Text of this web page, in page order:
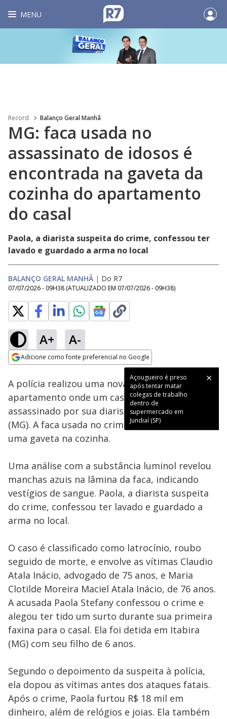
MENU
Record Balanço Geral Manhã
MG: faca usada no
assassinato de idosos é
encontrada na gaveta da
cozinha do apartamento
do casal
Paola, a diarista suspeita do crime, confessou ter
lavado e guardado a arma no local
BALANÇO GERAL MANHÃ | Do R7
07/07/2026 - 09H38 (ATUALIZADO EM 07/07/2026 - 09H38)
A+ A-
Adicione como fonte preferencial no Google
Açougueiro é preso
após tentar matar
colegas de trabalho
dentro de
supermercado em
Jundiaí (SP)
Ativar
Loaded
55.23%
A polícia realizou uma nova perícia no
apartamento onde um casal de idosos foi
assassinado por sua diarista em Belo Horizonte
(MG). A faca usada no crime foi encontrada em
uma gaveta na cozinha.
Uma análise com a substância luminol revelou
manchas azuis na lâmina da faca, indicando
vestígios de sangue. Paola, a diarista suspeita
do crime, confessou ter lavado e guardado a
arma no local.
O caso é classificado como latrocínio, roubo
seguido de morte, e envolve as vítimas Claudio
Atala Inácio, advogado de 75 anos, e Maria
Clotilde Moreira Maciel Atala Inácio, de 76 anos.
A acusada Paola Stefany confessou o crime e
alegou ter tido um surto durante sua primeira
faxina para o casal. Ela foi detida em Itabira
(MG) com seu filho de 6 anos.
Segundo o depoimento da suspeita à polícia,
ela dopou as vítimas antes dos ataques fatais.
Após o crime, Paola furtou R$ 18 mil em
dinheiro, além de relógios e joias. Ela também